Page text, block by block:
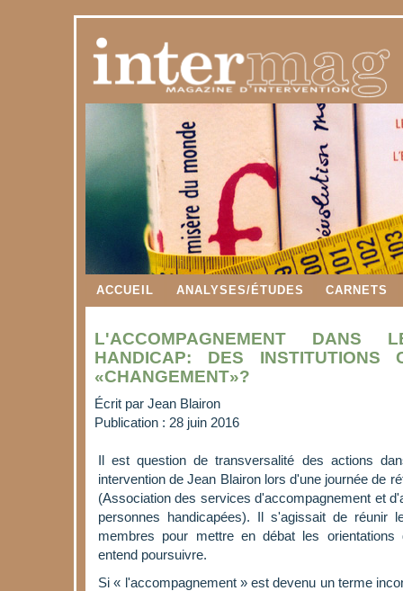
ACCUEIL ANALYSES/ÉTUDES CARNETS
L'ACCOMPAGNEMENT DANS
HANDICAP: DES INSTITUTIONS
«CHANGEMENT»?
Écrit par Jean Blairon
Publication : 28 juin 2016
Il est question de transversalité des actions
intervention de Jean Blairon lors d'une journée de
(Association des services d'accompagnement et
personnes handicapées). Il s'agissait de réunir
membres pour mettre en débat les orientations
entend poursuivre.
Si « l'accompagnement » est devenu un terme